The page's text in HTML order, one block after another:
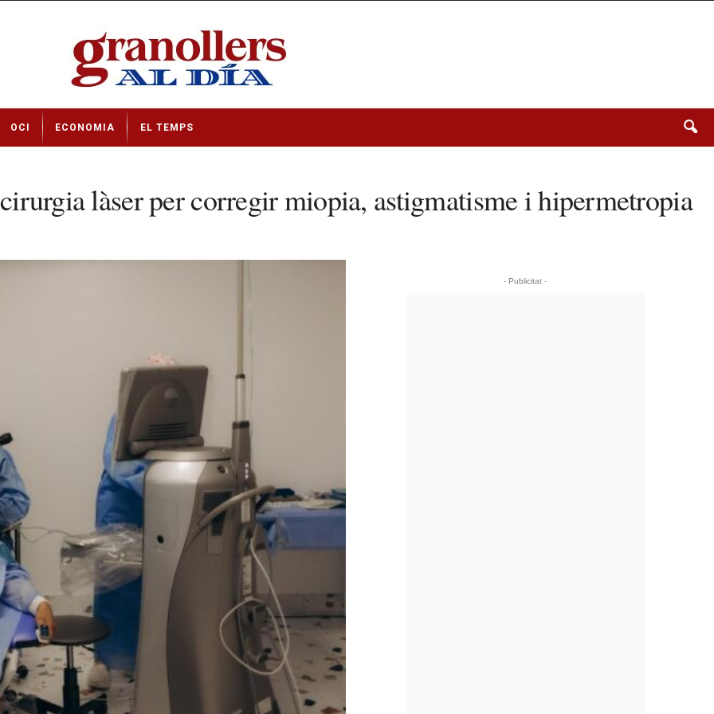
OCI ECONOMIA EL TEMPS
làser per corregir miopia, astigmatisme i hipermetropia
- Publicitat -